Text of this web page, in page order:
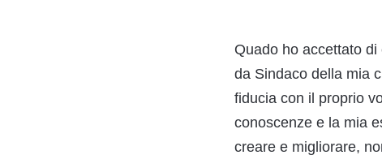
Quado ho accettato
da Sindaco della mia
fiducia con il proprio
conoscenze e la mia
creare e migliorare,